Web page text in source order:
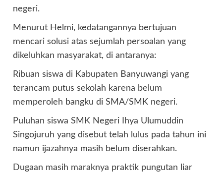
negeri.
Menurut Helmi, kedatangannya bertujuan
mencari solusi atas sejumlah persoalan yang
dikeluhkan masyarakat, di antaranya:
Ribuan siswa di Kabupaten Banyuwangi yang
terancam putus sekolah karena belum
memperoleh bangku di SMA/SMK negeri.
Puluhan siswa SMK Negeri Ihya Ulumuddin
Singojuruh yang disebut telah lulus pada tahun ini
namun ijazahnya masih belum diserahkan.
Dugaan masih maraknya praktik pungutan liar